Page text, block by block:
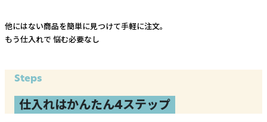
他にはない商品を簡単に見つけて手軽に注文。
もう仕入れで 悩む必要なし
Steps
仕入れはかんたん4ステップ